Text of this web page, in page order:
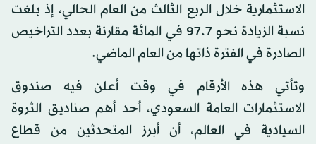
الاستثمارية خلال الربع الثالث من العام الحالي، إذ بلغت
نسبة الزيادة نحو 97.7 في المائة مقارنة بعدد التراخيص
الصادرة في الفترة ذاتها من العام الماضي.
وتأتي هذه الأرقام في وقت أعلن فيه صندوق
الاستثمارات العامة السعودي، أحد أهم صناديق الثروة
السيادية في العالم، أن أبرز المتحدثين من قطاع